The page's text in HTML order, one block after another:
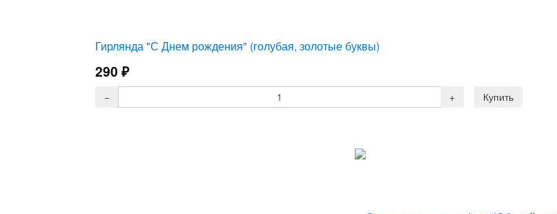
Гирлянда "С Днем рождения" (голубая, золотые буквы)
290 ₽